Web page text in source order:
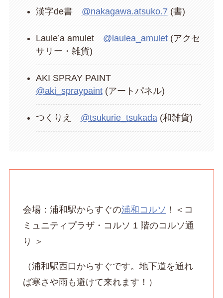
漢字de書 @nakagawa.atsuko.7 (書)
Laule’a amulet @laulea_amulet(アクセ
サリー・雑貨)
AKI SPRAY PAINT
@aki_spraypaint(アートパネル)
つくりえ @tsukurie_tsukada(和雑貨)
会場：浦和駅からすぐの浦和コルソ ！＜コ
ミュニティプラザ・コルソ 1 階のコルソ通
り ＞
（浦和駅西口からすぐです。地下道を通れ
ば寒さや雨も避けて来れます！）